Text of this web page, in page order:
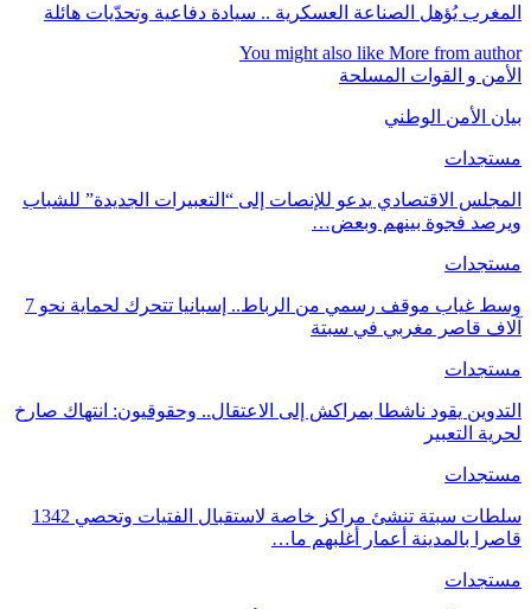
المغرب يُؤهل الصناعة العسكرية .. سيادة دفاعية وتحدّيات هائلة‎
You might also like More from author
الأمن و القوات المسلحة
بيان الأمن الوطني
مستجدات
المجلس الاقتصادي يدعو للإنصات إلى “التعبيرات الجديدة” للشباب
ويرصد فجوة بينهم وبعض…
مستجدات
وسط غياب موقف رسمي من الرباط.. إسبانيا تتحرك لحماية نحو 7
آلاف قاصر مغربي في سبتة
مستجدات
التدوين يقود ناشطا بمراكش إلى الاعتقال.. وحقوقيون: انتهاك صارخ
لحرية التعبير
مستجدات
سلطات سبتة تنشئ مراكز خاصة لاستقبال الفتيات وتحصي 1342
قاصرا بالمدينة أعمار أغلبهم ما…
مستجدات